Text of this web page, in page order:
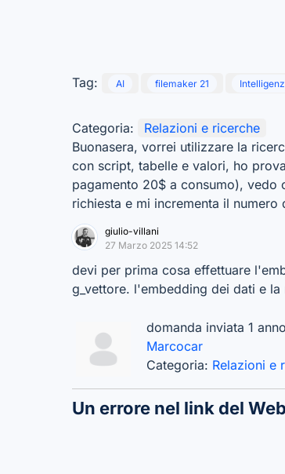
Tag: AI filemaker 21
Categoria:
Relazioni e ricerche
Buonasera, vorrei utilizzare la
con script, tabelle e valori, ho
pagamento 20$ a consumo), vedo
richiesta e mi incrementa il
giulio-villani
27 Marzo 2025 14:52
devi per prima cosa effettuare
g_vettore. l'embedding dei dati e
domanda inviata 1
Marcocar
Categoria: Relazioni e
Un errore nel link del